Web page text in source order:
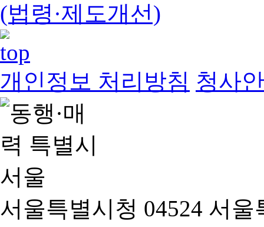
(법령·제도개선)
개인정보 처리방침 청사
서울특별시청 04524 서